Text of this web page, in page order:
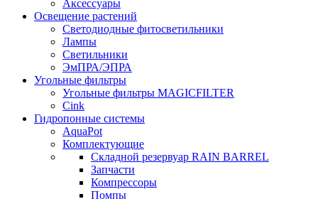
Аксессуары
Освещение растений
Светодиодные фитосветильники
Лампы
Светильники
ЭмПРА/ЭПРА
Угольные фильтры
Угольные фильтры MAGICFILTER
Cink
Гидропонные системы
AquaPot
Комплектующие
Складной резервуар RAIN BARREL
Запчасти
Компрессоры
Помпы